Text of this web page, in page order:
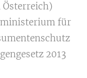
Österreich)
für
2013